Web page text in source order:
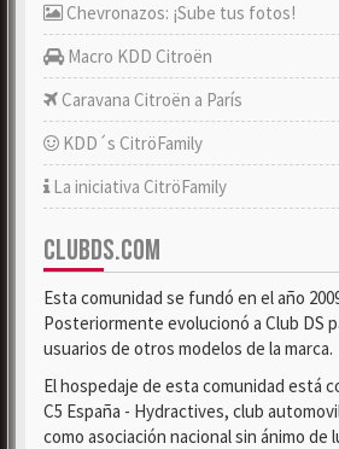
Chevronazos: ¡Sube tus fotos!
Macro KDD Citroën
Caravana Citroën a París
KDD´s CitröFamily
La iniciativa CitröFamily
CLUBDS.COM
Esta comunidad se fundó en el año
Posteriormente evolucionó a Club DS
usuarios de otros modelos de la marca.
El hospedaje de esta comunidad está
C5 España - Hydractives, club
como asociación nacional sin ánimo de